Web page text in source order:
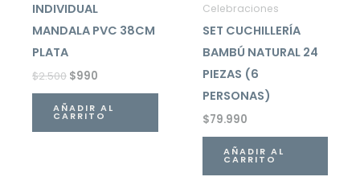
INDIVIDUAL
MANDALA PVC 38CM
PLATA
$2.500 $990
AÑADIR AL
CARRITO
Celebraciones
SET CUCHILLERÍA
BAMBÚ NATURAL 24
PIEZAS (6
PERSONAS)
$79.990
AÑADIR AL
CARRITO